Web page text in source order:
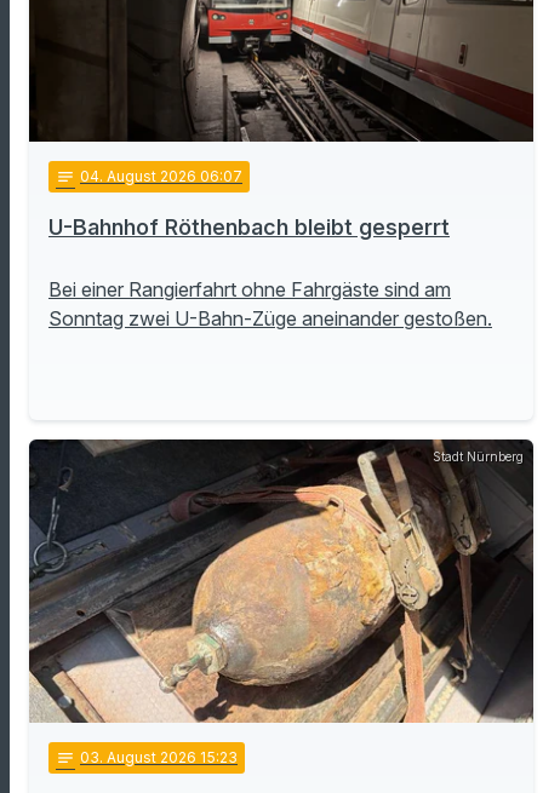
notes 04. August 2026 06:07
U-Bahnhof Röthenbach bleibt gesperrt
Bei einer Rangierfahrt ohne Fahrgäste sind am
Sonntag zwei U-Bahn-Züge aneinander gestoßen.
Stadt Nürnberg
notes 03. August 2026 15:23